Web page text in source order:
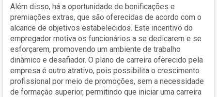
Além disso, há a oportunidade de bonificações e
premiações extras, que são oferecidas de acordo com o
alcance de objetivos estabelecidos. Este incentivo do
empregador motiva os funcionários a se dedicarem e se
esforçarem, promovendo um ambiente de trabalho
dinâmico e desafiador. O plano de carreira oferecido pela
empresa é outro atrativo, pois possibilita o crescimento
profissional por meio de promoções, sem a necessidade
de formação superior, permitindo que iniciar uma carreira